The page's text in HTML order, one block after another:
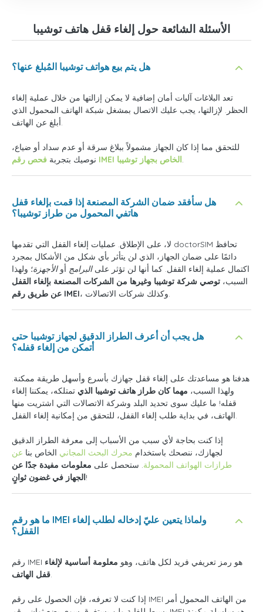
الأسئلة الشائعة حول إلغاء قفل هاتف توشيبا
تعد البلاغات آليات أمان إضافية لا يمكن إزالتها من خلال عملية إلغاء
الحظر. لإزالتها، يجب عليك الاتصال بمشغل شبكة الهاتف المحمول الذي
أبلغ عن الهاتف.
للتحقق مما إذا كان الجهاز مشمولاً ببلاغ سرقة أو عدم سداد أو ضياع،
نوصيك بتجربة
فحص رقم IMEI الخاص بجهاز توشيبا.
هل سأفقد ضمان الشركة المصنعة إذا قمت بإلغاء قفل
لا، على الإطلاق. عمليات إلغاء القفل التي تقدمها doctorSIM تحافظ
دائمًا على ضمان الجهاز، الذي لن يتأثر بأي شكل من الأشكال بمجرد
اكتمال عملية إلغاء القفل. كما أنها لن تؤثر علىالبرامج أوالأجهزة؛ ولهذا
السبب، توصي شركة توشيبا وغيرها من الشركات المصنعة بإلغاء القفل
عن طريق رقم IMEI
، وكذلك شركات الاتصالات.
هل يجب أن أعرف الطراز الدقيق لجهاز توشيبا حتى
هدفنا هو مساعدتك على إلغاء قفل جهازك بأسرع وأسهل طريقة ممكنة.
ولهذا السبب، مهما كان طراز هاتف توشيبا الذي تمتلكه، يمكننا إلغاء
قفله! ما عليك سوى تحديد البلد وشركة الاتصالات التي اشتريت منها
الهاتف، في بداية طلب إلغاء القفل، للتحقق من إمكانية إلغاء القفل.
إذا كنت بحاجة لأي سبب من الأسباب إلى معرفة الطراز الدقيق
لجهازك، ننصحك باستخدام محرك البحث المجاني الخاص بنا عن
طرازات الهواتف المحمولة. ستحصل على معلومات مفيدة جدًا عن
الجهاز في غضون ثوانٍ!
ما هو رقم IMEI ولماذا يتعين عليّ إدخاله لطلب إلغاء
رقم IMEI هو رمز تعريفي فريد لكل هاتف، وهو معلومة أساسية لإلغاء
قفل الهاتف.
إذا كنت لا تعرفه، فإن الحصول على رقم IMEI من الهاتف المحمول أمر